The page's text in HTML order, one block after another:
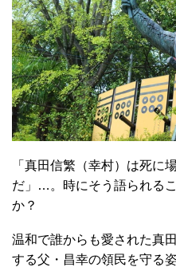
「真田信繁（幸村）は死に
だ」…。時にそう語られる
か？
温和で誰からも愛された真
する父・昌幸の領民を守る